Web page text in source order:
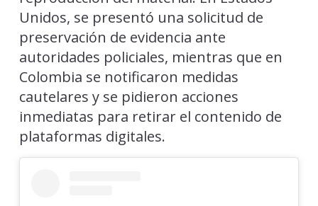
Unidos, se presentó una solicitud de
preservación de evidencia ante
autoridades policiales, mientras que en
Colombia se notificaron medidas
cautelares y se pidieron acciones
inmediatas para retirar el contenido de
plataformas digitales.